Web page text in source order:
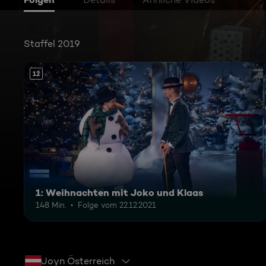
Staffel 2019
12
1: Weihnachten mit Joko und Klaas
148 Min. Folge vom 22.12.2021
Joyn Österreich